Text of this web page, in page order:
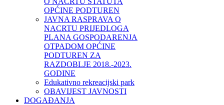
OPĆINE PODTUREN
JAVNA RASPRAVA O
NACRTU PRIJEDLOGA
PLANA GOSPODARENJA
OTPADOM OPĆINE
PODTUREN ZA
RAZDOBLJE 2018.-2023.
GODINE
Edukativno rekreacijski park
OBAVIJEST JAVNOSTI
DOGAĐANJA